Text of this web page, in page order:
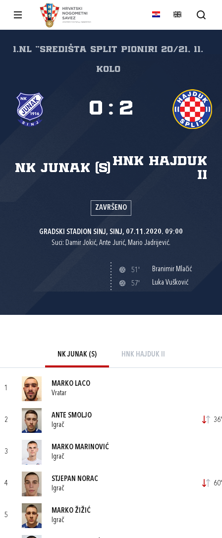
1.NL "SREDIŠTA SPLIT Pioniri 20/21, 11.
kolo
NK Junak (S)
HNK Hajduk
II
0 : 2
ZAVRŠENO
GRADSKI STADION SINJ, SINJ, 07.11.2020. 09:00
Suci: Damir Jokić, Ante Jurić, Mario Jadrijević.
51'
Branimir Mlačić
57'
Luka Vušković
NK JUNAK (S) HNK HAJDUK II
1
MARKO LACO
Vratar
2
ANTE SMOLJO
Igrač
36'
3
MARKO MARINOVIĆ
Igrač
4
STJEPAN NORAC
Igrač
60'
5
MARKO ŽIŽIĆ
Igrač